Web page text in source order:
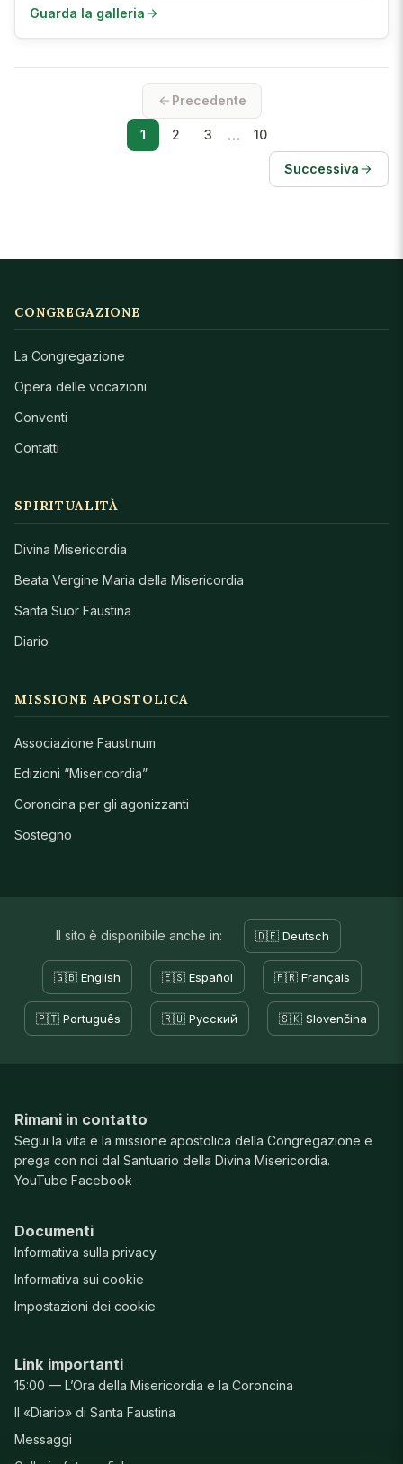
Guarda la galleria
Precedente
1 2 3 … 10
Successiva
CONGREGAZIONE
La Congregazione
Opera delle vocazioni
Conventi
Contatti
SPIRITUALITÀ
Divina Misericordia
Beata Vergine Maria della Misericordia
Santa Suor Faustina
Diario
MISSIONE APOSTOLICA
Associazione Faustinum
Edizioni “Misericordia”
Coroncina per gli agonizzanti
Sostegno
Il sito è disponibile anche in: 🇩🇪 Deutsch
🇬🇧 English 🇪🇸 Español 🇫🇷 Français
🇵🇹 Português 🇷🇺 Русский 🇸🇰 Slovenčina
Rimani in contatto
Segui la vita e la missione apostolica della Congregazione e
prega con noi dal Santuario della Divina Misericordia.
YouTube Facebook
Documenti
Informativa sulla privacy
Informativa sui cookie
Impostazioni dei cookie
Link importanti
15:00 — L’Ora della Misericordia e la Coroncina
Il «Diario» di Santa Faustina
Messaggi